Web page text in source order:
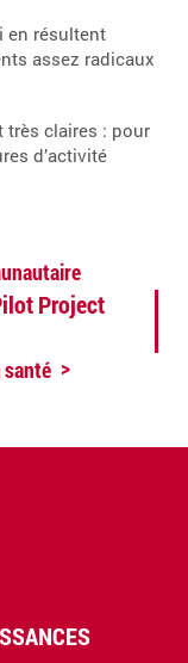
en résultent
assez radicaux
très claires : pour
d’activité
Project
santé